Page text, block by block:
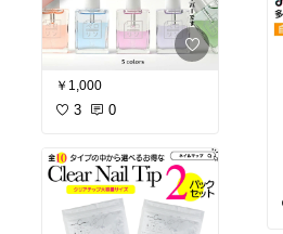
￥1,000
3 0